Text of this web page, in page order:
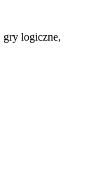
logiczne,